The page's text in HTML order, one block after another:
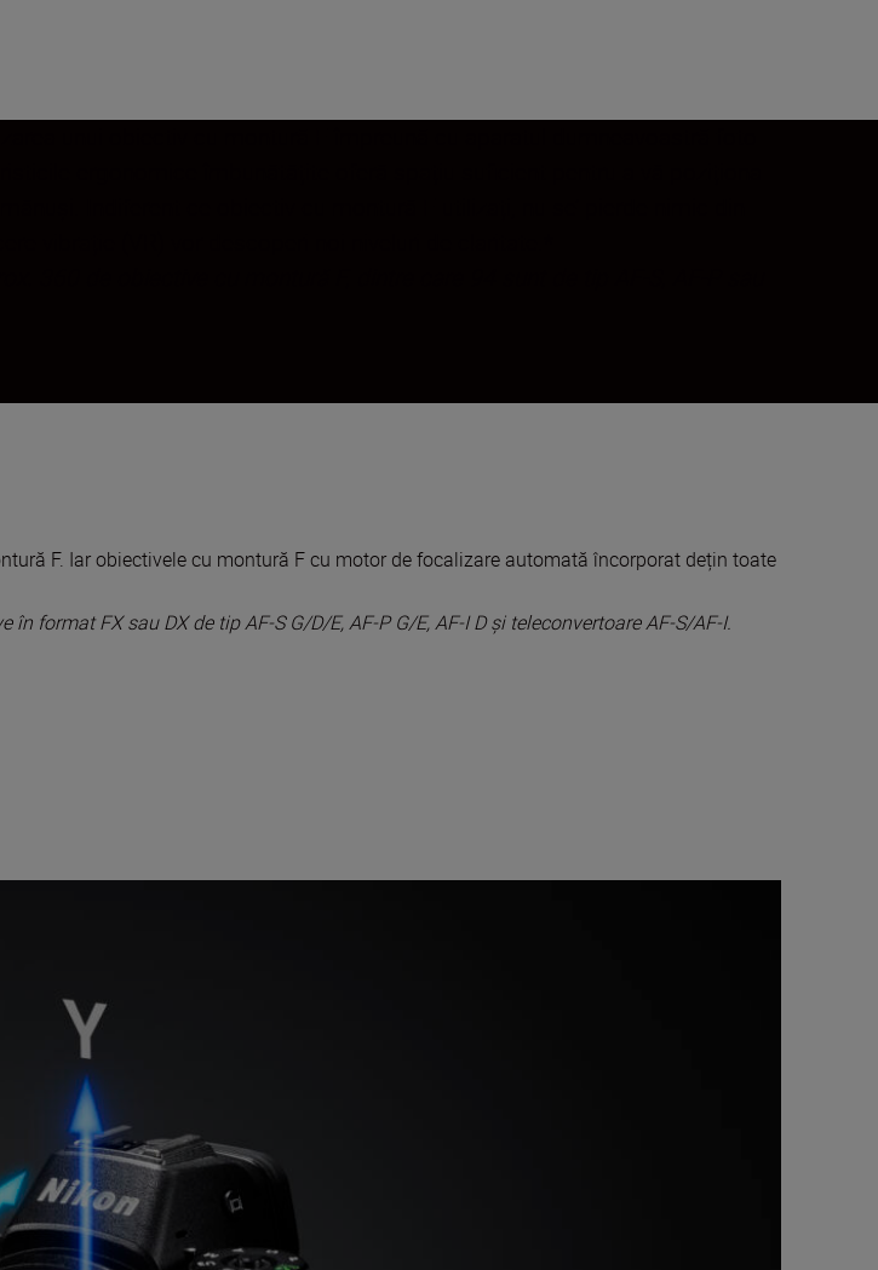
F. Iar obiectivele cu montură F cu motor de focalizare automată încorporat dețin toate
format FX sau DX de tip AF-S G/D/E, AF-P G/E, AF-I D și teleconvertoare AF-S/AF-I.